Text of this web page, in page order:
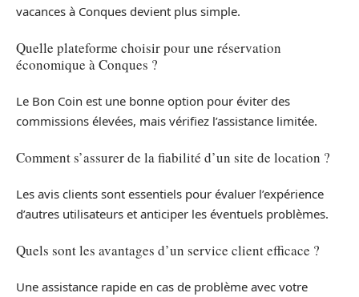
vacances à Conques devient plus simple.
Quelle plateforme choisir pour une réservation
économique à Conques ?
Le Bon Coin est une bonne option pour éviter des
commissions élevées, mais vérifiez l’assistance limitée.
Comment s’assurer de la fiabilité d’un site de location ?
Les avis clients sont essentiels pour évaluer l’expérience
d’autres utilisateurs et anticiper les éventuels problèmes.
Quels sont les avantages d’un service client efficace ?
Une assistance rapide en cas de problème avec votre